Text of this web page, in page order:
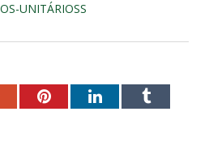
UNITÁRIOSS
Google+PinterestLinkedInTumblr